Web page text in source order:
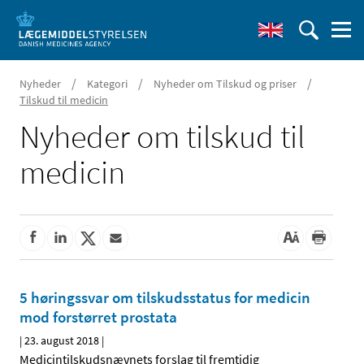
Nyheder / Kategori / Nyheder om Tilskud og priser /
Tilskud til medicin
Nyheder om tilskud til
medicin
5 høringssvar om tilskudsstatus for medicin
mod forstørret prostata
|23. august 2018 |
Medicintilskudsnævnets forslag til fremtidig